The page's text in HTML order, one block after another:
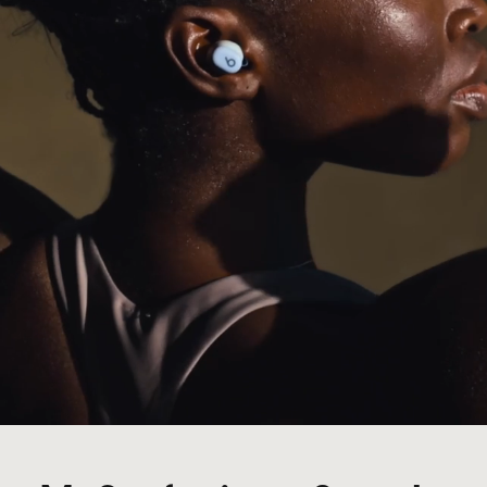
marktführende Mikrofone, die von einem
fortschrittlichen Noise-Learning Algorithmus
unterstützt werden
Verlängerte Akkulaufzeit mit bis zu
18 Stunden Wiedergabezeit
Fußnote
Mit Fast Fuel erhältst du in nur 5 Minuten
Laden bis zu 1 Stunde Wiedergabezeit
Universelles Aufladen über USB-C
Aufladen direkt von deinem Smartphone,
4
Tablet oder Laptop für Extra-Energie
unterwegs